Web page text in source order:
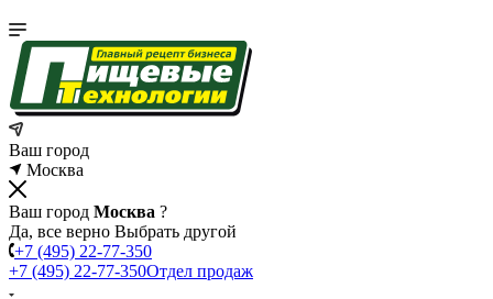
Ваш город
Москва
Ваш город Москва ?
Да, все верно Выбрать другой
+7 (495) 22-77-350
+7 (495) 22-77-350Отдел продаж